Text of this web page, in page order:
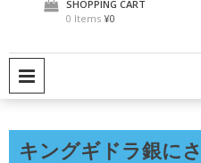
SHOPPING CART
0 Items ¥0
キングギドラ銀に